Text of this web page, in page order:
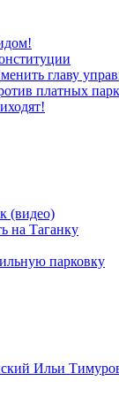
главу
платных
(видео)
на Таганку
парковку
Ильи